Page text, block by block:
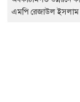
এমপি রেজাউল ইসলাম